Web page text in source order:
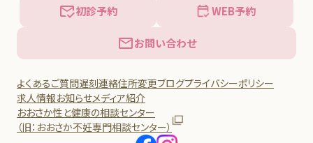
初診予約 WEB予約
お問い合わせ
よくあるご質問遅刻連絡住所変更ブログプライバシーポリシー
求人情報お知らせメディア紹介
おおさか性と健康の相談センター
（旧：おおさか不妊専門相談センター）